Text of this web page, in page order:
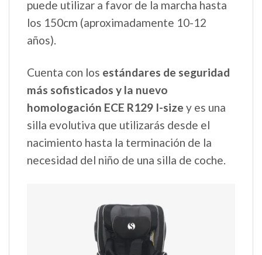
puede utilizar a favor de la marcha hasta
los 150cm (aproximadamente 10-12
años).
Cuenta con los estándares de seguridad
más sofisticados y la nuevo
homologación ECE R129 I-size y es una
silla evolutiva que utilizarás desde el
nacimiento hasta la terminación de la
necesidad del niño de una silla de coche.